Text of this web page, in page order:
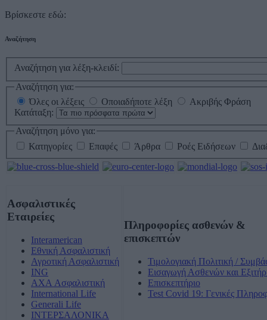
Βρίσκεστε εδώ:
Αναζήτηση
Αναζήτηση για λέξη-κλειδί:
Αναζήτηση για:
Όλες οι λέξεις
Οποιαδήποτε λέξη
Ακριβής Φράση
Κατάταξη:
Αναζήτηση μόνο για:
Κατηγορίες
Επαφές Άρθρα Ροές Ειδήσεων
Ασφαλιστικές
Εταιρείες
Interamerican
Εθνική Ασφαλιστική
Αγροτική Ασφαλιστική
ING
AXA Ασφαλιστική
International Life
Generali Life
ΙΝΤΕΡΣΑΛΟΝΙΚΑ
Πληροφορίες ασθενών &
επισκεπτών
Τιμολογιακή Πολιτική /
Εισαγωγή Ασθενών και
Επισκεπτήριο
Test Covid 19: Γενικές